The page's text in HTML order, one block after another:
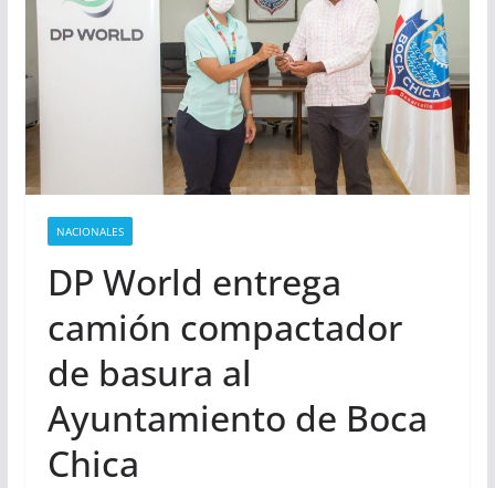
NACIONALES
DP World entrega
camión compactador
de basura al
Ayuntamiento de Boca
Chica